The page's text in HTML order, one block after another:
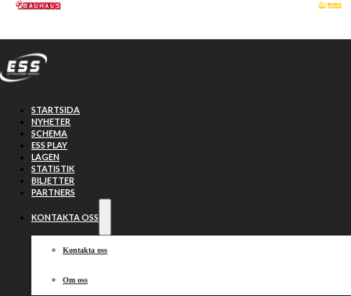
Hoppa till huvudinnehåll
STARTSIDA
NYHETER
SCHEMA
ESS PLAY
LAGEN
STATISTIK
BILJETTER
PARTNERS
KONTAKTA OSS
Kontakta oss
Om oss